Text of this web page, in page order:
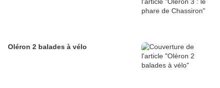
Oléron 2 balades à vélo